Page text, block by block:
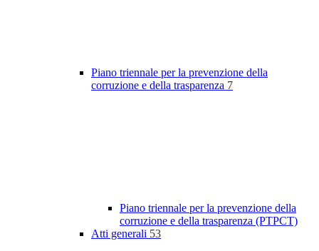
Piano triennale per la prevenzione della
corruzione e della trasparenza 7
Piano triennale per la prevenzione della
corruzione e della trasparenza (PTPCT)
Atti generali 53